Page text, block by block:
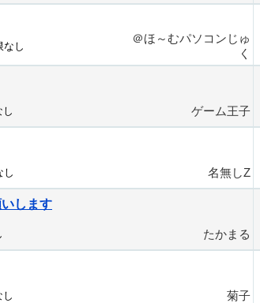
なし
＠ほ～むパソコンじゅ
く
し ゲーム王子
し 名無しZ
します
たかまる
し 菊子